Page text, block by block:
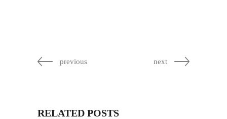
previous next
RELATED POSTS